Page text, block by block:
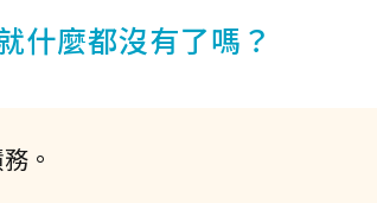
什麼都沒有了嗎？
。